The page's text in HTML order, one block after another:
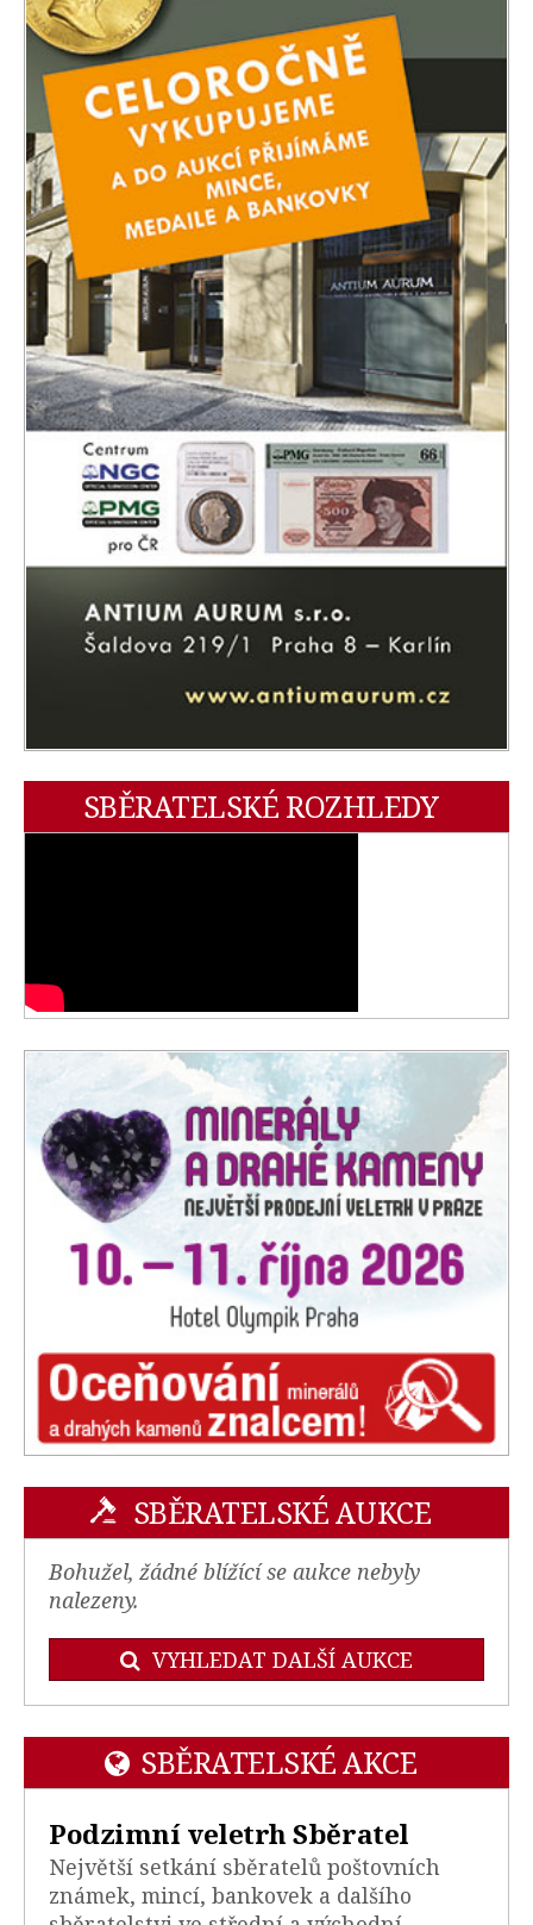
SBĚRATELSKÉ ROZHLEDY
SBĚRATELSKÉ AUKCE
Bohužel, žádné blížící se aukce nebyly
nalezeny.
VYHLEDAT DALŠÍ AUKCE
SBĚRATELSKÉ AKCE
Podzimní veletrh Sběratel
Největší setkání sběratelů poštovních
známek, mincí, bankovek a dalšího